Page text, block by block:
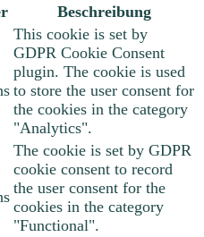
Beschreibung
This cookie is set by
GDPR Cookie Consent
plugin. The cookie is used
to store the user consent for
the cookies in the category
"Analytics".
The cookie is set by GDPR
cookie consent to record
the user consent for the
cookies in the category
"Functional".